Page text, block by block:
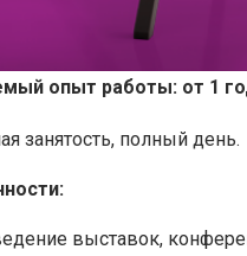
опыт работы: от 1
занятость, полный день.
выставок,